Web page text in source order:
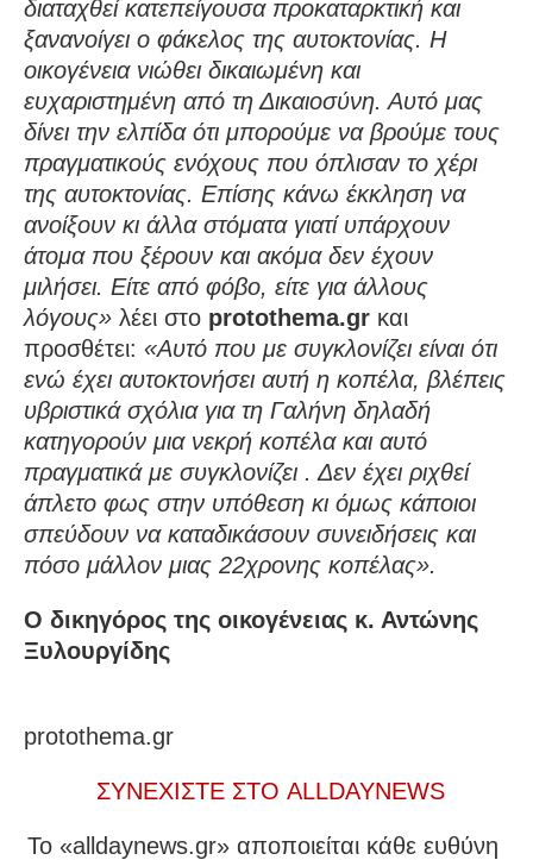
διαταχθεί κατεπείγουσα προκαταρκτική και
ξανανοίγει ο φάκελος της αυτοκτονίας. Η
οικογένεια νιώθει δικαιωμένη και
ευχαριστημένη από τη Δικαιοσύνη. Αυτό μας
δίνει την ελπίδα ότι μπορούμε να βρούμε τους
πραγματικούς ενόχους που όπλισαν το χέρι
της αυτοκτονίας. Επίσης κάνω έκκληση να
ανοίξουν κι άλλα στόματα γιατί υπάρχουν
άτομα που ξέρουν και ακόμα δεν έχουν
μιλήσει. Είτε από φόβο, είτε για άλλους
λόγους» λέει στο protothema.gr και
προσθέτει: «Αυτό που με συγκλονίζει είναι ότι
ενώ έχει αυτοκτονήσει αυτή η κοπέλα, βλέπεις
υβριστικά σχόλια για τη Γαλήνη δηλαδή
κατηγορούν μια νεκρή κοπέλα και αυτό
πραγματικά με συγκλονίζει . Δεν έχει ριχθεί
άπλετο φως στην υπόθεση κι όμως κάποιοι
σπεύδουν να καταδικάσουν συνειδήσεις και
πόσο μάλλον μιας 22χρονης κοπέλας».
Ο δικηγόρος της οικογένειας κ. Αντώνης
Ξυλουργίδης
protothema.gr
ΣΥΝΕΧΙΣΤΕ ΣΤΟ ALLDAYNEWS
To «alldaynews.gr» αποποιείται κάθε ευθύνη